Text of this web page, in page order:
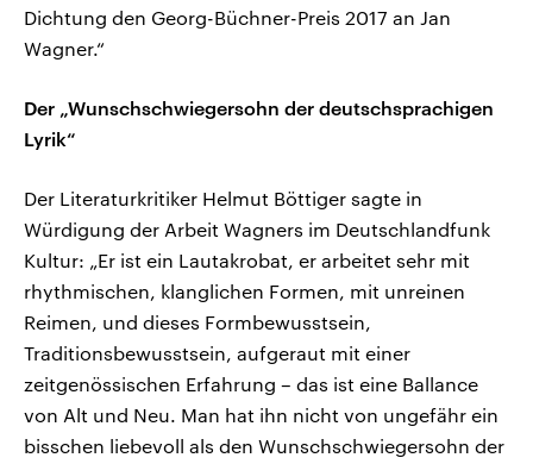
Dichtung den Georg-Büchner-Preis 2017 an Jan
Wagner.“
Der „Wunschschwiegersohn der deutschsprachigen
Lyrik“
Der Literaturkritiker Helmut Böttiger sagte in
Würdigung der Arbeit Wagners im Deutschlandfunk
Kultur: „Er ist ein Lautakrobat, er arbeitet sehr mit
rhythmischen, klanglichen Formen, mit unreinen
Reimen, und dieses Formbewusstsein,
Traditionsbewusstsein, aufgeraut mit einer
zeitgenössischen Erfahrung – das ist eine Ballance
von Alt und Neu. Man hat ihn nicht von ungefähr ein
bisschen liebevoll als den Wunschschwiegersohn der